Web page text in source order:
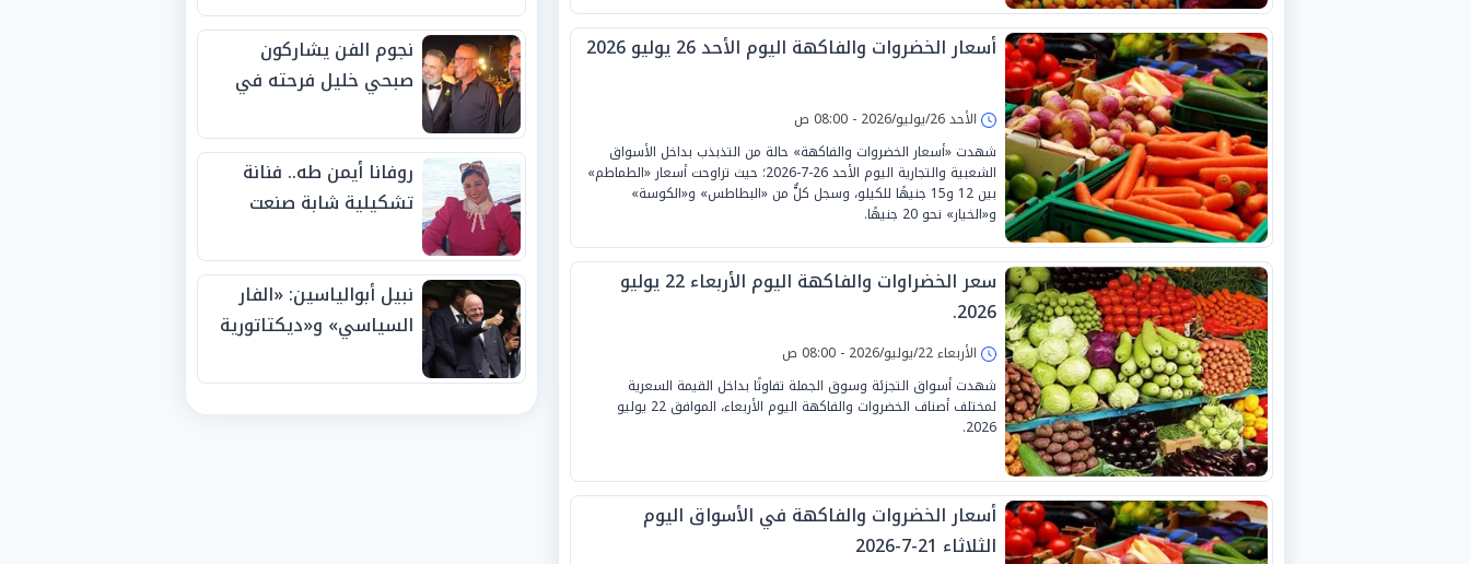
أسعار الخضروات والفاكهة اليوم الأحد 26 يوليو 2026
الأحد 26/يوليو/2026 - 08:00 ص
شهدت «أسعار الخضروات والفاكهة» حالة من التذبذب بداخل الأسواق
الشعبية والتجارية اليوم الأحد 26-7-2026؛ حيث تراوحت أسعار «الطماطم»
بين 12 و15 جنيهًا للكيلو، وسجل كلٌّ من «البطاطس» و«الكوسة»
و«الخيار» نحو 20 جنيهًا.
سعر الخضراوات والفاكهة اليوم الأربعاء 22 يوليو
2026.
الأربعاء 22/يوليو/2026 - 08:00 ص
شهدت أسواق التجزئة وسوق الجملة تفاوتًا بداخل القيمة السعرية
لمختلف أصناف الخضروات والفاكهة اليوم الأربعاء، الموافق 22 يوليو
2026.
أسعار الخضروات والفاكهة في الأسواق اليوم
الثلاثاء 21-7-2026
نجوم الفن يشاركون
صبحي خليل فرحته في
روفانا أيمن طه.. فنانة
تشكيلية شابة صنعت
الجوائز منذ الصغر
نبيل أبوالياسين: «الفار
السياسي» و«ديكتاتورية
الفيفا».. وإقالة